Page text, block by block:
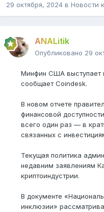
29 октября, 2024 в Новости
ANALitik
Опубликовано 29
Минфин США выступает
сообщает Coindesk.
В новом отчете
финансовой
всего один раз — в
связанных с
Текущая политика
недавним заявлениям
криптоиндустрии.
В документе
инклюзии»